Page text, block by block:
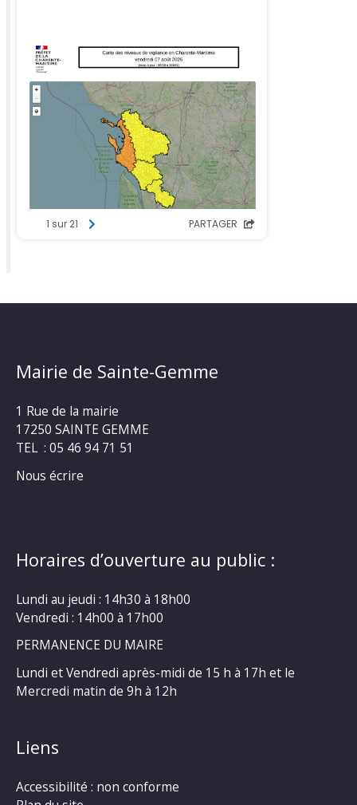
Mairie de Sainte-Gemme
1 Rue de la mairie
17250 SAINTE GEMME
TEL : 05 46 94 71 51
Nous écrire
Horaires d’ouverture au public :
Lundi au jeudi : 14h30 à 18h00
Vendredi : 14h00 à 17h00
PERMANENCE DU MAIRE
Lundi et Vendredi après-midi de 15 h à 17h et le
Mercredi matin de 9h à 12h
Liens
Accessibilité : non conforme